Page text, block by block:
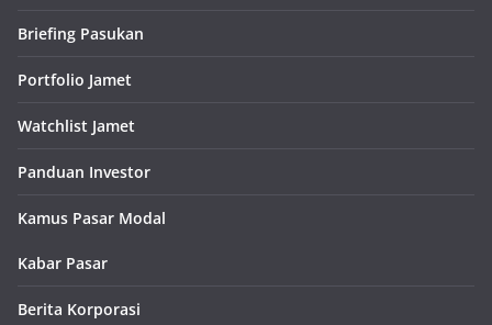
Briefing Pasukan
Portfolio Jamet
Watchlist Jamet
Panduan Investor
Kamus Pasar Modal
Kabar Pasar
Berita Korporasi